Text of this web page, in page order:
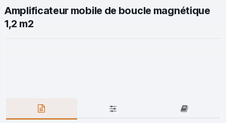
Amplificateur mobile de boucle magnétique
1,2 m2